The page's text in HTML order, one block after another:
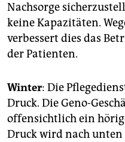
Nachsorge
keine Kapazitäten.
verbessert dies das
der Patienten.
Winter: Die
Druck. Die Geno-
offensichtlich ein
Druck wird nach unten